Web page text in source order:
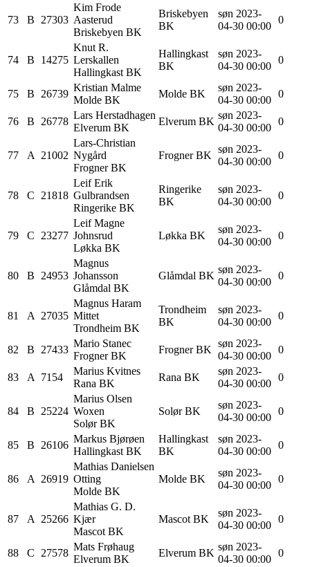
73 B 27303
Kim Frode
Aasterud
Briskebyen BK
Briskebyen
BK
søn 2023-
04-30 00:00
0
74 B 14275
Knut R.
Lerskallen
Hallingkast BK
Hallingkast
BK
søn 2023-
04-30 00:00
0
75 B 26739
Kristian Malme
Molde BK
Molde BK
søn 2023-
04-30 00:00
0
76 B 26778
Lars Herstadhagen
Elverum BK
Elverum BK
søn 2023-
04-30 00:00
0
77 A 21002
Lars-Christian
Nygård
Frogner BK
Frogner BK
søn 2023-
04-30 00:00
0
78 C 21818
Leif Erik
Gulbrandsen
Ringerike BK
Ringerike
BK
søn 2023-
04-30 00:00
0
79 C 23277
Leif Magne
Johnsrud
Løkka BK
Løkka BK
søn 2023-
04-30 00:00
0
80 B 24953
Magnus
Johansson
Glåmdal BK
Glåmdal BK
søn 2023-
04-30 00:00
0
81 A 27035
Magnus Haram
Mittet
Trondheim BK
Trondheim
BK
søn 2023-
04-30 00:00
0
82 B 27433
Mario Stanec
Frogner BK
Frogner BK
søn 2023-
04-30 00:00
0
83 A 7154
Marius Kvitnes
Rana BK
Rana BK
søn 2023-
04-30 00:00
0
84 B 25224
Marius Olsen
Woxen
Solør BK
Solør BK
søn 2023-
04-30 00:00
0
85 B 26106
Markus Bjørøen
Hallingkast BK
Hallingkast
BK
søn 2023-
04-30 00:00
0
86 A 26919
Mathias Danielsen
Otting
Molde BK
Molde BK
søn 2023-
04-30 00:00
0
87 A 25266
Mathias G. D.
Kjær
Mascot BK
Mascot BK
søn 2023-
04-30 00:00
0
88 C 27578
Mats Frøhaug
Elverum BK
Elverum BK
søn 2023-
04-30 00:00
0